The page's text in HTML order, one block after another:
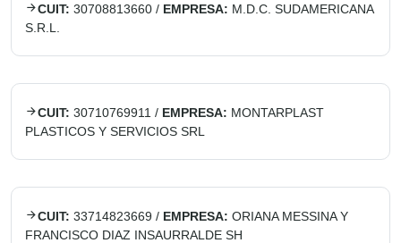
CUIT: 30708813660 / EMPRESA: M.D.C. SUDAMERICANA
S.R.L.
CUIT: 30710769911 / EMPRESA: MONTARPLAST
PLASTICOS Y SERVICIOS SRL
CUIT: 33714823669 / EMPRESA: ORIANA MESSINA Y
FRANCISCO DIAZ INSAURRALDE SH